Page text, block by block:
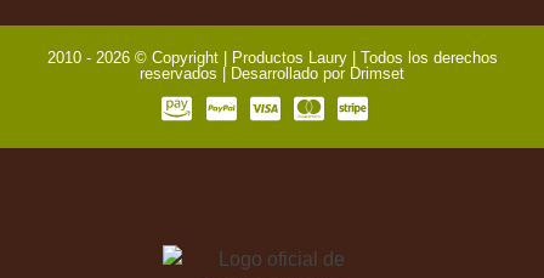
2010 - 2026 © Copyright | Productos Laury | Todos los derechos
reservados | Desarrollado por Drimset